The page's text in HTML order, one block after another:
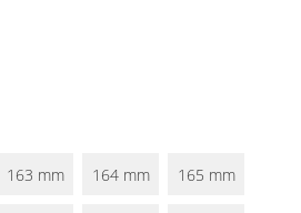
163 mm 164 mm 165 mm